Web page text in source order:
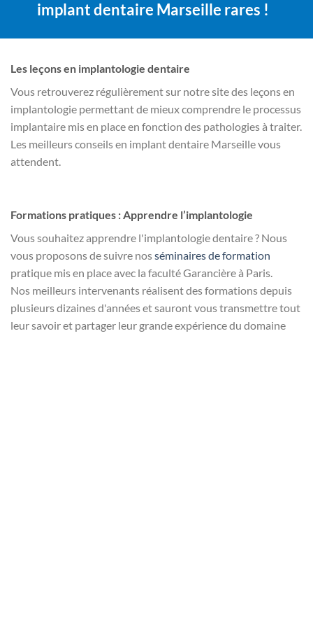
implant dentaire Marseille rares !
Les leçons en implantologie dentaire
Vous retrouverez régulièrement sur notre site des leçons en
implantologie permettant de mieux comprendre le processus
implantaire mis en place en fonction des pathologies à traiter.
Les meilleurs conseils en implant dentaire Marseille vous
attendent.
Formations pratiques : Apprendre l’implantologie
Vous souhaitez apprendre l'implantologie dentaire ? Nous
vous proposons de suivre nosséminaires de formation
pratique mis en place avec la faculté Garancière à Paris.
Nos meilleurs intervenants réalisent des formations depuis
plusieurs dizaines d'années et sauront vous transmettre tout
leur savoir et partager leur grande expérience du domaine